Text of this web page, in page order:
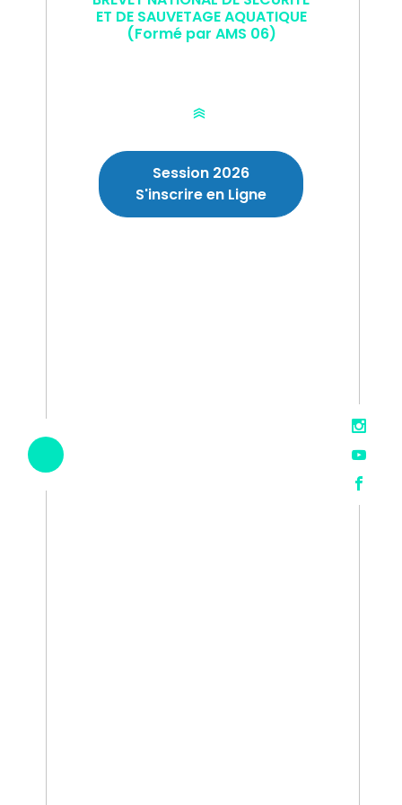
ET DE SAUVETAGE AQUATIQUE
(Formé par AMS 06)
Session 2026
S'inscrire en Ligne